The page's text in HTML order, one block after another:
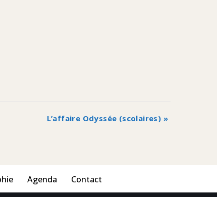
L’affaire Odyssée (scolaires) »
Agenda Contact